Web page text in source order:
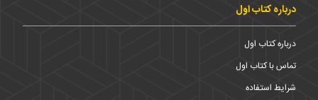
درباره کتاب اول
درباره کتاب اول
تماس با کتاب اول
شرایط استفاده